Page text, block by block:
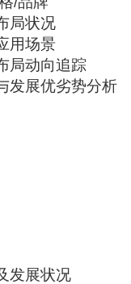
局状况
用场景
局动向追踪
发展优劣势分析
发展状况